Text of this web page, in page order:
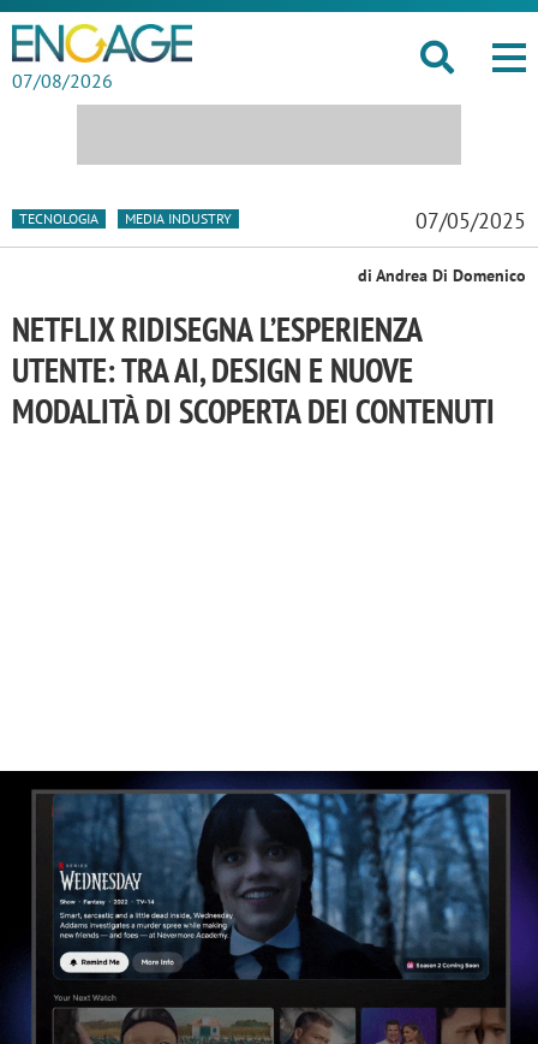
07/08/2026
TECNOLOGIA MEDIA INDUSTRY 07/05/2025
di Andrea Di Domenico
NETFLIX RIDISEGNA L’ESPERIENZA
UTENTE: TRA AI, DESIGN E NUOVE
MODALITÀ DI SCOPERTA DEI CONTENUTI